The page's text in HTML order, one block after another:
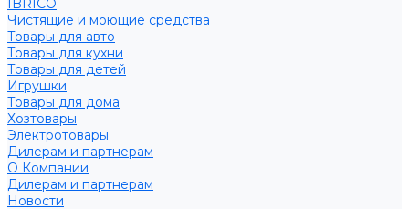
IBRICO
Чистящие и моющие средства
Товары для авто
Товары для кухни
Товары для детей
Игрушки
Товары для дома
Хозтовары
Электротовары
Дилерам и партнерам
О Компании
Дилерам и партнерам
Новости